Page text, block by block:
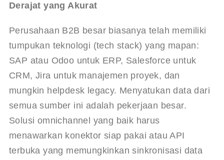
Derajat yang Akurat
Perusahaan B2B besar biasanya telah memiliki
tumpukan teknologi (tech stack) yang mapan:
SAP atau Odoo untuk ERP, Salesforce untuk
CRM, Jira untuk manajemen proyek, dan
mungkin helpdesk legacy. Menyatukan data dari
semua sumber ini adalah pekerjaan besar.
Solusi omnichannel yang baik harus
menawarkan konektor siap pakai atau API
terbuka yang memungkinkan sinkronisasi data